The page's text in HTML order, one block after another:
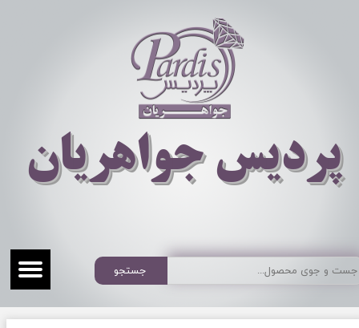
​​​​پردیس جواهریان
جستجو